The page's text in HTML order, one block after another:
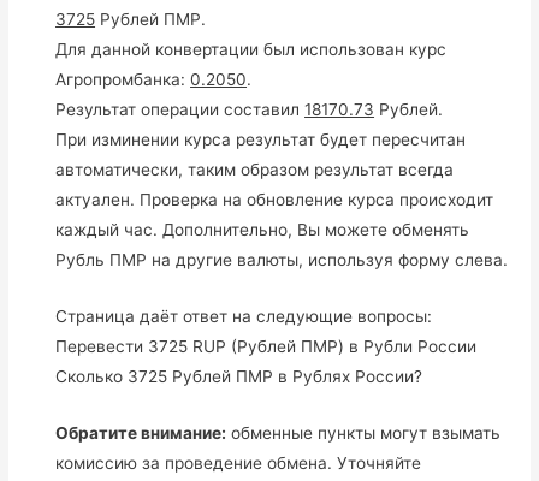
3725 Рублей ПМР.
Для данной конвертации был использован курс
Агропромбанка:0.2050.
Результат операции составил18170.73 Рублей.
При изминении курса результат будет пересчитан
автоматически, таким образом результат всегда
актуален. Проверка на обновление курса происходит
каждый час. Дополнительно, Вы можете обменять
Рубль ПМР на другие валюты, используя форму слева.
Страница даёт ответ на следующие вопросы:
Перевести 3725 RUP (Рублей ПМР) в Рубли России
Сколько 3725 Рублей ПМР в Рублях России?
Обратите внимание: обменные пункты могут взымать
комиссию за проведение обмена. Уточняйте